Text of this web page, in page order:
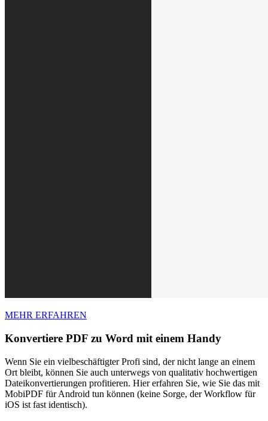
MEHR ERFAHREN
Konvertiere PDF zu Word mit einem Handy
Wenn Sie ein vielbeschäftigter Profi sind, der nicht lange an einem
Ort bleibt, können Sie auch unterwegs von qualitativ hochwertigen
Dateikonvertierungen profitieren. Hier erfahren Sie, wie Sie das mit
MobiPDF für Android tun können (keine Sorge, der Workflow für
iOS ist fast identisch).